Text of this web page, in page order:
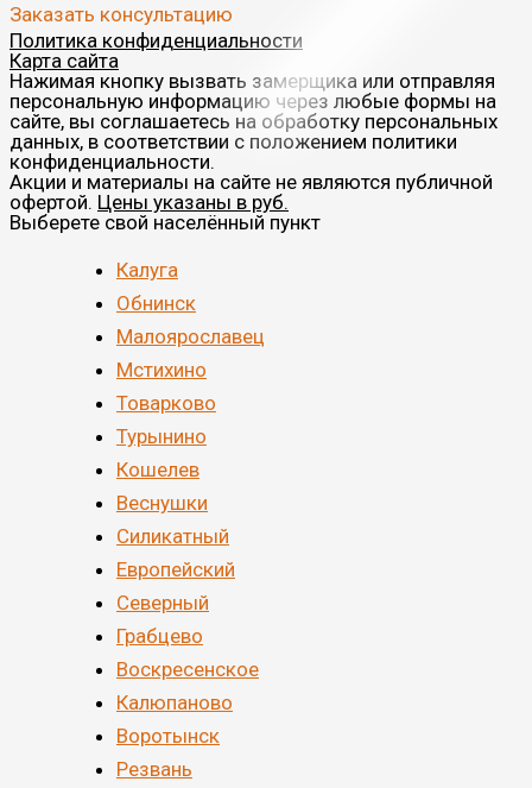
Заказать консультацию
Политика конфиденциальности
Карта сайта
Нажимая кнопку вызвать замерщика или отправляя
персональную информацию через любые формы на
сайте, вы соглашаетесь на обработку персональных
данных, в соответствии с положением политики
конфиденциальности.
Акции и материалы на сайте не являются публичной
офертой. Цены указаны в руб.
Выберете свой населённый пункт
Калуга
Обнинск
Малоярославец
Мстихино
Товарково
Турынино
Кошелев
Веснушки
Силикатный
Европейский
Северный
Грабцево
Воскресенское
Калюпаново
Воротынск
Резвань